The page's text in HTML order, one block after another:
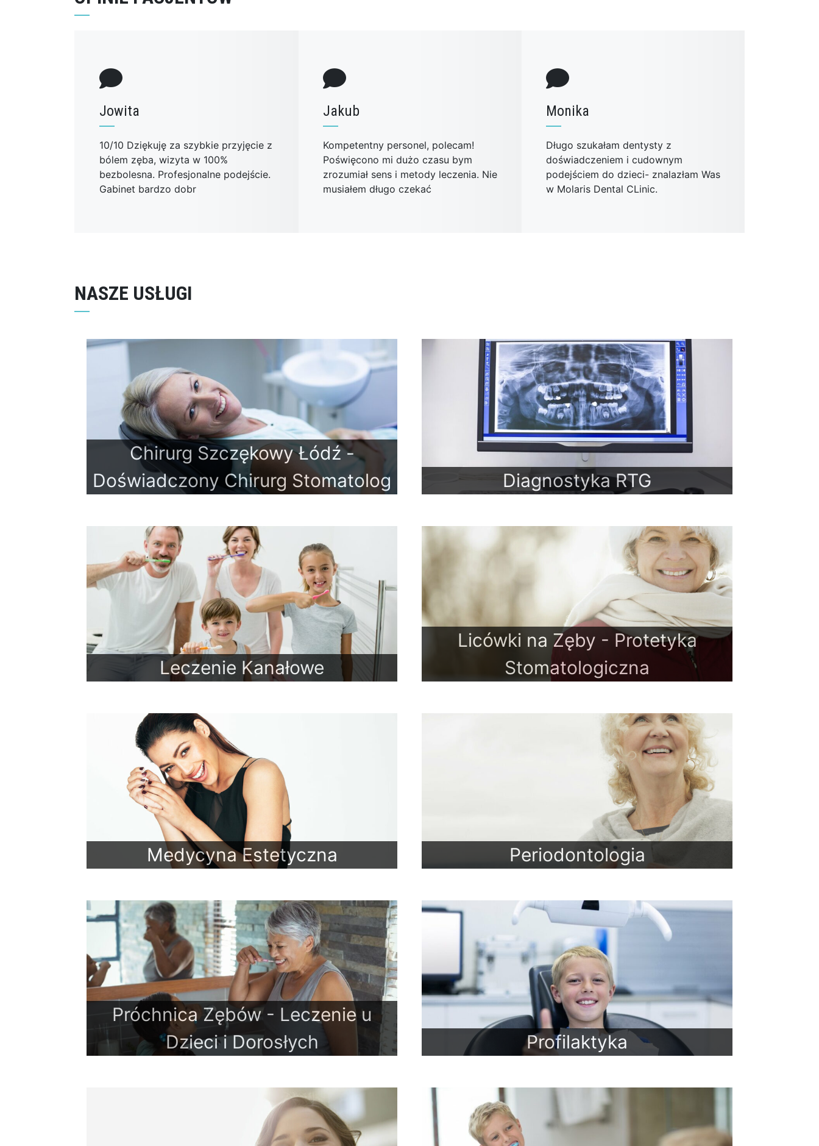
Jowita
10/10 Dziękuję za szybkie przyjęcie z
bólem zęba, wizyta w 100%
bezbolesna. Profesjonalne podejście.
Gabinet bardzo dobr
Jakub
Kompetentny personel, polecam!
Poświęcono mi dużo czasu bym
zrozumiał sens i metody leczenia. Nie
musiałem długo czekać
Monika
Długo szukałam dentysty z
doświadczeniem i cudownym
podejściem do dzieci- znalazłam Was
w Molaris Dental CLinic.
NASZE USŁUGI
Chirurg Szczękowy Łódź -
Doświadczony Chirurg Stomatolog
Diagnostyka RTG
Leczenie Kanałowe
Licówki na Zęby - Protetyka
Stomatologiczna
Medycyna Estetyczna Periodontologia
Próchnica Zębów - Leczenie u
Dzieci i Dorosłych
Profilaktyka